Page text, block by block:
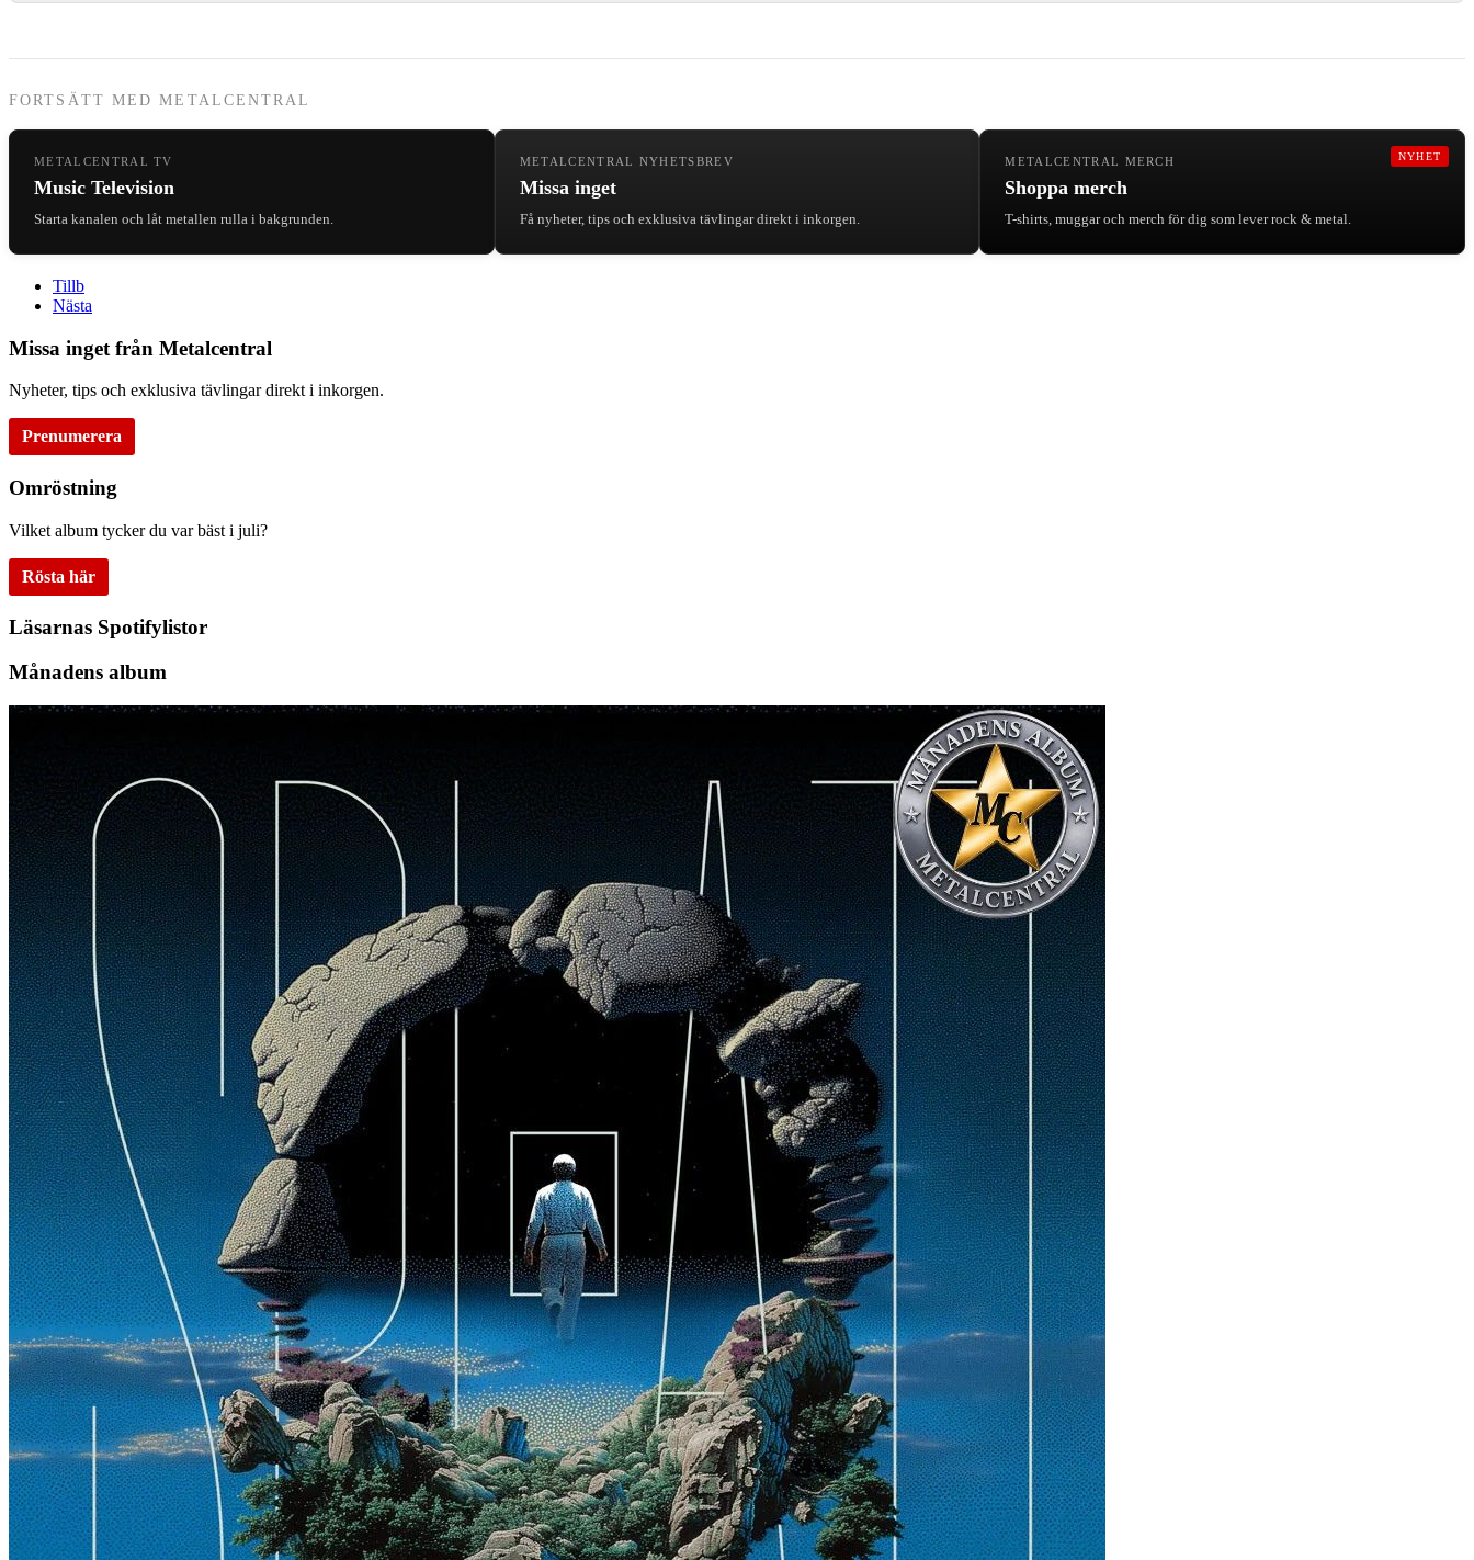
FORTSÄTT MED METALCENTRAL
METALCENTRAL TV
Music Television
Starta kanalen och låt metallen rulla i bakgrunden.
METALCENTRAL NYHETSBREV
Missa inget
Få nyheter, tips och exklusiva tävlingar direkt i inkorgen.
NYHET
METALCENTRAL MERCH
Shoppa merch
T-shirts, muggar och merch för dig som lever rock & metal.
Tillb
Nästa
Missa inget från Metalcentral
Nyheter, tips och exklusiva tävlingar direkt i inkorgen.
Prenumerera
Omröstning
Vilket album tycker du var bäst i juli?
Rösta här
Läsarnas Spotifylistor
Månadens album